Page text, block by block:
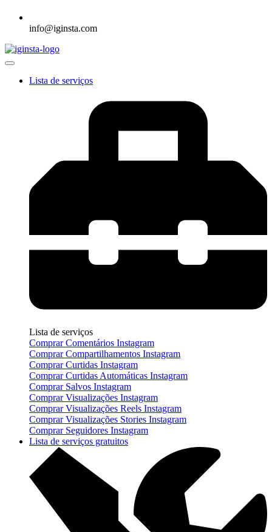
info@iginsta.com
Lista de serviços
Lista de serviços
Comprar Comentários Instagram
Comprar Compartilhamentos Instagram
Comprar Curtidas Instagram
Comprar Curtidas Automáticas Instagram
Comprar Salvos Instagram
Comprar Visualizações Instagram
Comprar Visualizações Reels Instagram
Comprar Visualizações Stories Instagram
Comprar Seguidores Instagram
Lista de serviços gratuitos